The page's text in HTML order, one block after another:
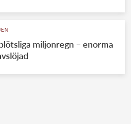
miljonregn – enorma